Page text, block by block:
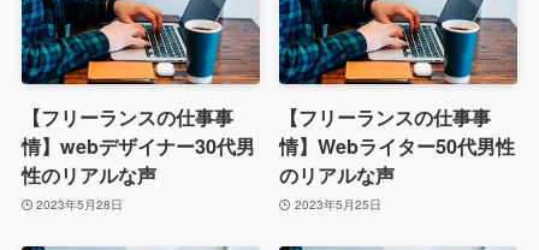
【フリーランスの仕事事
情】webデザイナー30代男
性のリアルな声
2023年5月28日
【フリーランスの仕事事
情】Webライター50代男性
のリアルな声
2023年5月25日